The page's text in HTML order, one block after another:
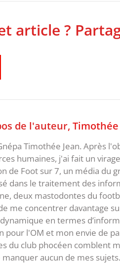
article ?
de l'auteur, Timothée
Timothée Jean. Après
humaines, j'ai fait un
de Foot sur 7, un média du
dans le traitement des
deux mastodontes du
me concentrer davantage
en termes
pour l'OM et mon envie de
du club phocéen comblent
aucun de mes sujets.